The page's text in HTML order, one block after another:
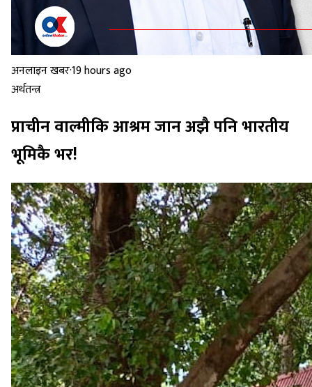
अनलाइन खबर·19 hours ago
अर्थतन्त्र
प्राचीन वाल्मीकि आश्रम जान अझै पनि भारतीय
भूमिकै भर!